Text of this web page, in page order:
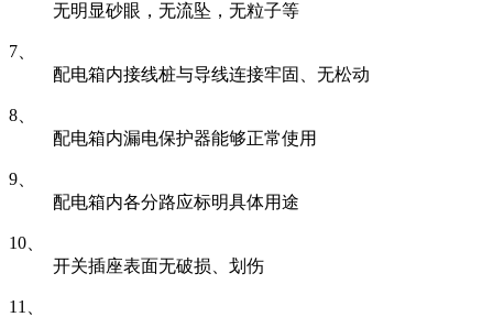
无明显砂眼，无流坠，无粒子等
7、
配电箱内接线桩与导线连接牢固、无松动
8、
配电箱内漏电保护器能够正常使用
9、
配电箱内各分路应标明具体用途
10、
开关插座表面无破损、划伤
11、